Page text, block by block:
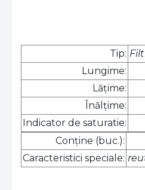
Tip:
Lungime:
Lățime:
Înălțime:
Indicator de saturatie:
Conține (buc.):
Caracteristici speciale: